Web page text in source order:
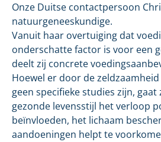
Onze Duitse contactpersoon
natuurgeneeskundige.
Vanuit haar overtuiging dat
onderschatte factor is voor een
deelt zij concrete
Hoewel er door de
geen specifieke studies zijn,
gezonde levensstijl het verloop
beïnvloeden, het lichaam
aandoeningen helpt te